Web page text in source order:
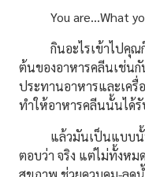
You are…What you
กินอะไรเข้าไปคุณก็
ต้นของอาหารคลีนเช่น
ประทานอาหารและเครื่
ทำให้อาหารคลีนนั้นได้
แล้วมันเป็นแบบนั้นจ
ตอบว่า จริง แต่ไม่ทั้งห